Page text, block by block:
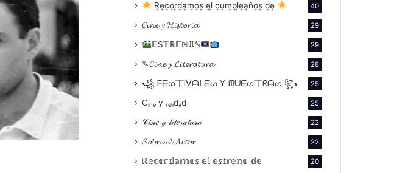
R͙e͙c͙o͙r͙d͙a͙m͙o͙s͙ e͙l͙ c͙u͙m͙p͙l͙e͙a͙ño͙s͙ d͙e͙ 40
𝓒𝓲𝓷𝓮 𝔂 𝓗𝓲𝓼𝓽𝓸𝓻𝓲𝓪 29
𝔼S𝕋ℝ𝔼ℕ𝕆𝕊 29
✎𝓒𝓲𝓷𝓮 𝔂 𝓛𝓲𝓽𝓮𝓻𝓪𝓽𝓾𝓻𝓪 28
꧁ ᖴᗴᔕ丅Ꭵᐯᗩᒪᗴᔕ Ƴ ᗰᑌᗴᔕ丅ᖇᗩᔕ ꧂ 25
Cᵢₙₑ y ᵣₑₗᵢdₐd 25
𝒞𝒾𝓃𝑒 𝓎 𝓁𝒾𝓉𝑒𝓇𝒶𝓉𝓊𝓇𝒶 22
𝓢𝓸𝓫𝓻𝓮 𝓮𝓵 𝓐𝓬𝓽𝓸𝓻 22
ℝ𝕖𝕔𝕠𝕣𝕕𝕒𝕞𝕠𝕤 𝕖𝕝 𝕖𝕤𝕥𝕣𝕖𝕟𝕠 𝕕𝕖 20